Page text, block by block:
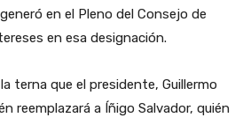
en el Pleno del Consejo de
en esa designación.
terna que el presidente, Guillermo
reemplazará a Íñigo Salvador, quién